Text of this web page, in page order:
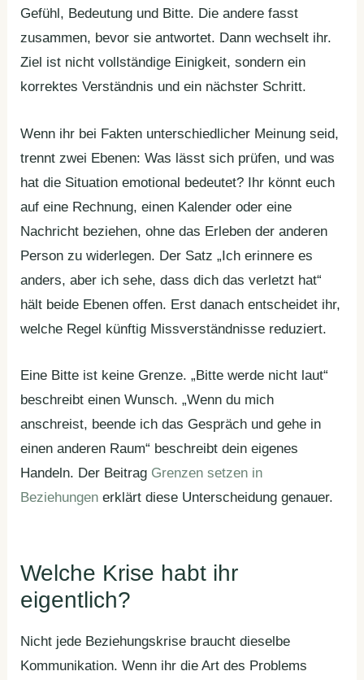
Gefühl, Bedeutung und Bitte. Die andere fasst
zusammen, bevor sie antwortet. Dann wechselt ihr.
Ziel ist nicht vollständige Einigkeit, sondern ein
korrektes Verständnis und ein nächster Schritt.
Wenn ihr bei Fakten unterschiedlicher Meinung seid,
trennt zwei Ebenen: Was lässt sich prüfen, und was
hat die Situation emotional bedeutet? Ihr könnt euch
auf eine Rechnung, einen Kalender oder eine
Nachricht beziehen, ohne das Erleben der anderen
Person zu widerlegen. Der Satz „Ich erinnere es
anders, aber ich sehe, dass dich das verletzt hat“
hält beide Ebenen offen. Erst danach entscheidet ihr,
welche Regel künftig Missverständnisse reduziert.
Eine Bitte ist keine Grenze. „Bitte werde nicht laut“
beschreibt einen Wunsch. „Wenn du mich
anschreist, beende ich das Gespräch und gehe in
einen anderen Raum“ beschreibt dein eigenes
Handeln. Der Beitrag Grenzen setzen in
Beziehungenerklärt diese Unterscheidung genauer.
Welche Krise habt ihr
eigentlich?
Nicht jede Beziehungskrise braucht dieselbe
Kommunikation. Wenn ihr die Art des Problems